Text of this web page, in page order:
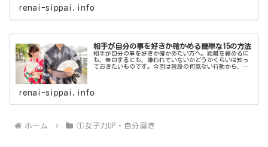
renai-sippai.info
相手が自分の事を好きか確かめる簡単な15の方法
相手が自分の事を好きか確かめたい方へ。距離を縮めるに
も、告白するにも、嫌われていないかどうかくらいは知っ
ておきたいものです。今回は普段の何気ない行動から、相
renai-sippai.info
ホーム ①女子力UP・自分磨き